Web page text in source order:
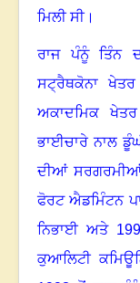
ਮਿਲੀ ਸੀ।
ਰਾਜ ਪੰਨੂੰ ਤਿੰਨ
ਸਟ੍ਰੈਥਕੋਨਾ
ਅਕਾਦਮਿਕ
ਭਾਈਚਾਰੇ ਨਾਲ
ਦੀਆਂ ਸਰਗਰਮੀਆਂ
ਫੋਰਟ ਐਡਮਿੰਟਨ
ਨਿਭਾਈ ਅਤੇ
ਕੁਆਲਿਟੀ